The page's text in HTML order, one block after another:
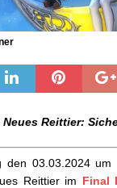
Neues Reittier:
den 03.03.2024 um
Reittier im Final